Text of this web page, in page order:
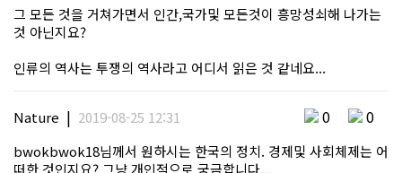
그 모든 것을 거쳐가면서 인간,국가및 모든것이 흥망성쇠해 나가는
것 아닌지요?
인류의 역사는 투쟁의 역사라고 어디서 읽은 것 같네요...
Nature | 2019-08-25 12:31 0 0
bwokbwok18님께서 원하시는 한국의 정치. 경제및 사회체제는 어